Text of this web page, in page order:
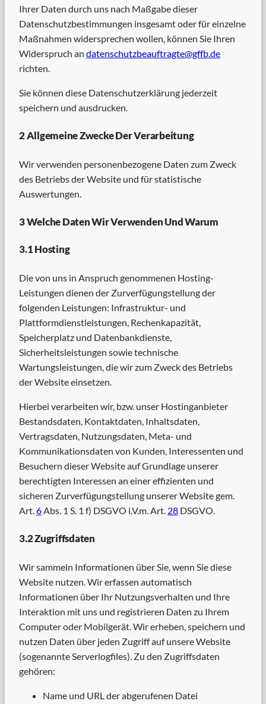
Ihrer Daten durch uns nach Maßgabe dieser
Datenschutzbestimmungen insgesamt oder für einzelne
Maßnahmen widersprechen wollen, können Sie Ihren
Widerspruch an datenschutzbeauftragte@gffb.de
richten.
Sie können diese Datenschutzerklärung jederzeit
speichern und ausdrucken.
2 Allgemeine Zwecke Der Verarbeitung
Wir verwenden personenbezogene Daten zum Zweck
des Betriebs der Website und für statistische
Auswertungen.
3 Welche Daten Wir Verwenden Und Warum
3.1 Hosting
Die von uns in Anspruch genommenen Hosting-
Leistungen dienen der Zurverfügungstellung der
folgenden Leistungen: Infrastruktur- und
Plattformdienstleistungen, Rechenkapazität,
Speicherplatz und Datenbankdienste,
Sicherheitsleistungen sowie technische
Wartungsleistungen, die wir zum Zweck des Betriebs
der Website einsetzen.
Hierbei verarbeiten wir, bzw. unser Hostinganbieter
Bestandsdaten, Kontaktdaten, Inhaltsdaten,
Vertragsdaten, Nutzungsdaten, Meta- und
Kommunikationsdaten von Kunden, Interessenten und
Besuchern dieser Website auf Grundlage unserer
berechtigten Interessen an einer effizienten und
sicheren Zurverfügungstellung unserer Website gem.
Art.6Abs. 1 S. 1 f) DSGVO i.V.m. Art. 28 DSGVO.
3.2 Zugriffsdaten
Wir sammeln Informationen über Sie, wenn Sie diese
Website nutzen. Wir erfassen automatisch
Informationen über Ihr Nutzungsverhalten und Ihre
Interaktion mit uns und registrieren Daten zu Ihrem
Computer oder Mobilgerät. Wir erheben, speichern und
nutzen Daten über jeden Zugriff auf unsere Website
(sogenannte Serverlogfiles). Zu den Zugriffsdaten
gehören:
Name und URL der abgerufenen Datei